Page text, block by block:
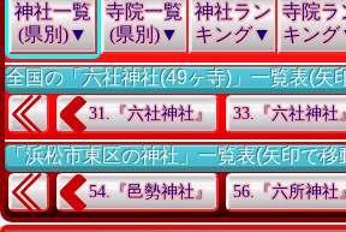
神社一覧
(県別)▼
寺院一覧
(県別)▼
神社ラン
キング▼
寺院ラ
キン
全国の「六社神社(49ヶ寺)」一覧表(矢
31.『六社神社』 33.『六社神社
「浜松市東区の神社」一覧表(矢印で移
54.『邑勢神社』 56.『六所神社